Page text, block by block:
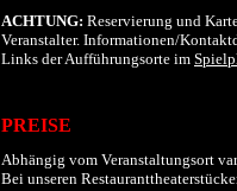
ACHTUNG: Reservierung und
Veranstalter. Informationen/
Links derAufführungsorte im
PREISE
Abhängig vom Veranstaltungsort
Bei unseren